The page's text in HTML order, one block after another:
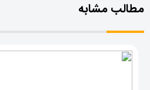
مطالب مشابه